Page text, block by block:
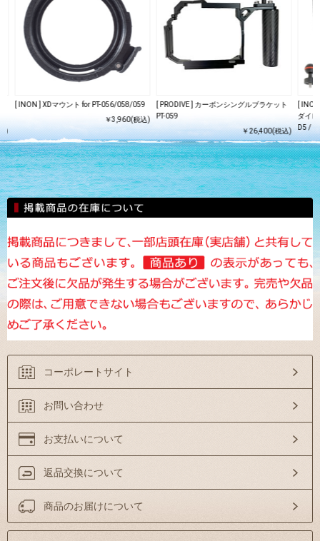
)
[ INON ] XDマウント for PT-056/058/059
￥3,960(税込)
[ PRODIVE ] カーボンシングルブラケット
PT-059
￥26,400(税込)
[
ダイ
D5 / D
コーポレートサイト
お問い合わせ
お支払いについて
返品交換について
商品のお届けについて